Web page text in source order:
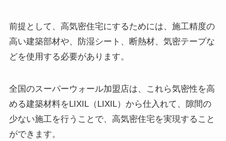
前提として、高気密住宅にするためには、施工精度の
高い建築部材や、防湿シート、断熱材、気密テープな
どを使用する必要があります。
全国のスーパーウォール加盟店は、これら気密性を高
める建築材料をLIXIL（LIXIL）から仕入れて、隙間の
少ない施工を行うことで、高気密住宅を実現すること
ができます。